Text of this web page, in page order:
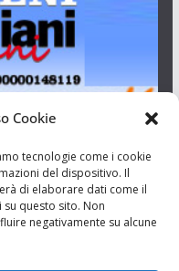
Cookie
tecnologie come i cookie
del dispositivo. Il
di elaborare dati come il
questo sito. Non
negativamente su alcune
del 20/09/2011 Dir.